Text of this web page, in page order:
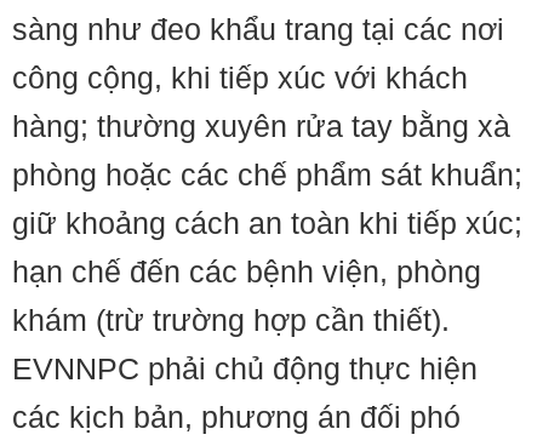
sàng như đeo khẩu trang tại các nơi
công cộng, khi tiếp xúc với khách
hàng; thường xuyên rửa tay bằng xà
phòng hoặc các chế phẩm sát khuẩn;
giữ khoảng cách an toàn khi tiếp xúc;
hạn chế đến các bệnh viện, phòng
khám (trừ trường hợp cần thiết).
EVNNPC phải chủ động thực hiện
các kịch bản, phương án đối phó